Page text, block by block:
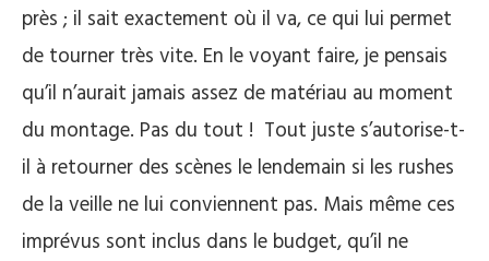
près ; il sait exactement où il va, ce qui lui permet
de tourner très vite. En le voyant faire, je pensais
qu’il n’aurait jamais assez de matériau au moment
du montage. Pas du tout ! Tout juste s’autorise-t-
il à retourner des scènes le lendemain si les rushes
de la veille ne lui conviennent pas. Mais même ces
imprévus sont inclus dans le budget, qu’il ne